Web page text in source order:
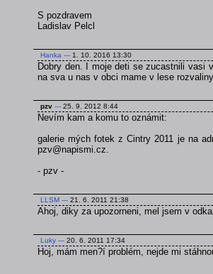
S pozdravem
Ladislav Pelcl
Hanka --- 1. 10. 2016 13:30
Dobry den. I moje deti se zucastnili vasi
na sva u nas v obci mame v lese
pzv --- 25. 9. 2012 8:44
Nevím kam a komu to oznámit:
galerie mých fotek z Cintry 2011 je na
pzv@napismi.cz.
- pzv -
LLSM --- 21. 6. 2011 21:38
Ahoj, diky za upozorneni, mel jsem v
Luky --- 20. 6. 2011 17:34
Hoj, mám men?í problém, nejde mi